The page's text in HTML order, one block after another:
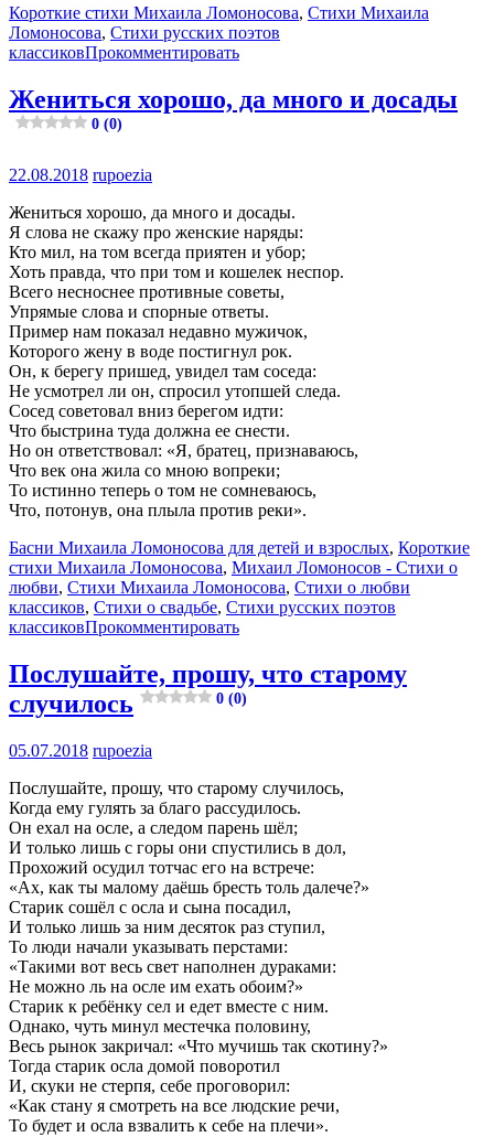
Короткие стихи Михаила Ломоносова, Стихи Михаила
Ломоносова, Стихи русских поэтов
классиковПрокомментировать
Жениться хорошо, да много и досады
0 (0)
22.08.2018 rupoezia
Жениться хорошо, да много и досады.
Я слова не скажу про женские наряды:
Кто мил, на том всегда приятен и убор;
Хоть правда, что при том и кошелек неспор.
Всего несноснее противные советы,
Упрямые слова и спорные ответы.
Пример нам показал недавно мужичок,
Которого жену в воде постигнул рок.
Он, к берегу пришед, увидел там соседа:
Не усмотрел ли он, спросил утопшей следа.
Сосед советовал вниз берегом идти:
Что быстрина туда должна ее снести.
Но он ответствовал: «Я, братец, признаваюсь,
Что век она жила со мною вопреки;
То истинно теперь о том не сомневаюсь,
Что, потонув, она плыла против реки».
Басни Михаила Ломоносова для детей и взрослых, Короткие
стихи Михаила Ломоносова, Михаил Ломоносов - Стихи о
любви, Стихи Михаила Ломоносова, Стихи о любви
классиков, Стихи о свадьбе, Стихи русских поэтов
классиковПрокомментировать
Послушайте, прошу, что старому
случилось
0 (0)
05.07.2018 rupoezia
Послушайте, прошу, что старому случилось,
Когда ему гулять за благо рассудилось.
Он ехал на осле, а следом парень шёл;
И только лишь с горы они спустились в дол,
Прохожий осудил тотчас его на встрече:
«Ах, как ты малому даёшь бресть толь далече?»
Старик сошёл с осла и сына посадил,
И только лишь за ним десяток раз ступил,
То люди начали указывать перстами:
«Такими вот весь свет наполнен дураками:
Не можно ль на осле им ехать обоим?»
Старик к ребёнку сел и едет вместе с ним.
Однако, чуть минул местечка половину,
Весь рынок закричал: «Что мучишь так скотину?»
Тогда старик осла домой поворотил
И, скуки не стерпя, себе проговорил:
«Как стану я смотреть на все людские речи,
То будет и осла взвалить к себе на плечи».